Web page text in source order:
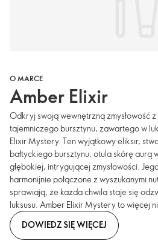
O MARCE
Amber Elixir
Odkryj swoją wewnętrzną zmysłowość
tajemniczego bursztynu, zawartego w
Elixir Mystery. Ten wyjątkowy eliksir,
bałtyckiego bursztynu, otula skórę aurą
głębokiej, intrygującej zmysłowości.
harmonijnie połączone z wyszukanymi
sprawiają, że każda chwila staje się
luksusu. Amber Elixir Mystery to więcej
do świata elegancji, tajemnicy i
przyjemności, zarezerwowanej dla tych,
subtelną, magnetyczną aurą.
DOWIEDZ SIĘ WIĘCEJ